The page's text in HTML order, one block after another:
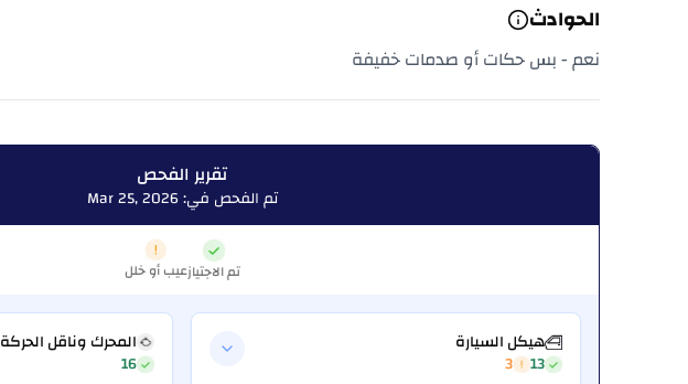
الحوادث
نعم - بس حكات أو صدمات خفيفة
تقرير الفحص
تم الفحص في: Mar 25, 2026
تم الاجتيازعيب أو خلل
هيكل السيارة
13
3
المحرك وناقل الحركة
16